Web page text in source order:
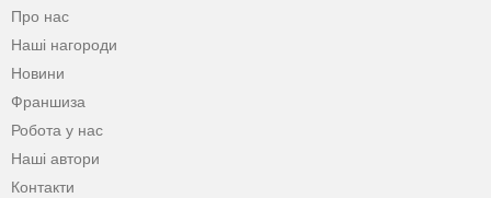
Про нас
Наші нагороди
Новини
Франшиза
Робота у нас
Наші автори
Контакти